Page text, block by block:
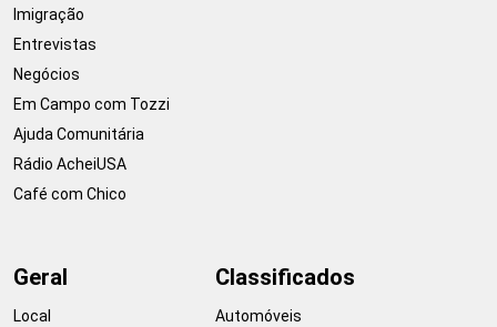
Imigração
Entrevistas
Negócios
Em Campo com Tozzi
Ajuda Comunitária
Rádio AcheiUSA
Café com Chico
Geral
Local
Classificados
Automóveis